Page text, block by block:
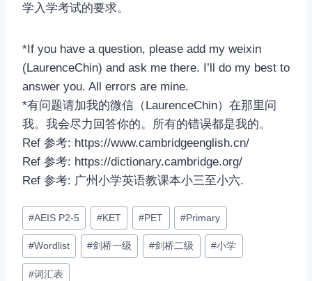
学入学考试的要求。
*If you have a question, please add my weixin
(LaurenceChin) and ask me there. I’ll do my best to
answer you. All errors are mine.
*有问题请加我的微信（LaurenceChin）在那里问
我。我会尽力回答你的。所有的错误都是我的。
Ref 参考: https://www.cambridgeenglish.cn/
Ref 参考: https://dictionary.cambridge.org/
Ref 参考: 广州小学英语教课本小三至小六.
Post
Tags:
#AEIS P2-5 #KET #PET #Primary
#Wordlist #剑桥一级 #剑桥二级 #小学
#词汇表